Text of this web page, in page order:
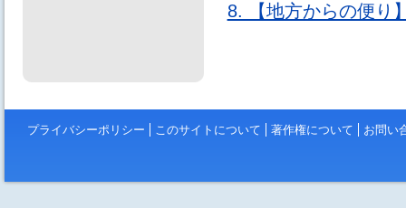
8. 【地方からの便り
プライバシーポリシー このサイトについて 著作権について お問い